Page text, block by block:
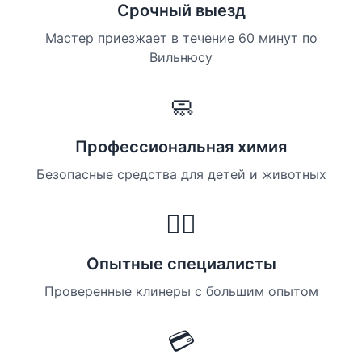
Срочный выезд
Мастер приезжает в течение 60 минут по
Вильнюсу
🧼
Профессиональная химия
Безопасные средства для детей и животных
👷‍♀️
Опытные специалисты
Проверенные клинеры с большим опытом
💳